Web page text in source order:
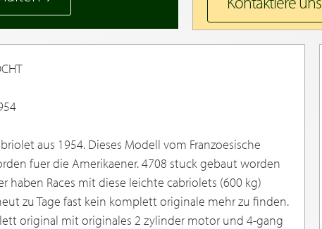
aus 1954. Dieses Modell vom Franzoesische
fuer die Amerikaener. 4708 stuck gebaut worden
haben Races mit diese leichte cabriolets (600 kg)
zu Tage fast kein komplett originale mehr zu finden.
original mit originales 2 zylinder motor und 4-gang